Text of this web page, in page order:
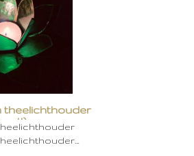
theelichthouder
4)